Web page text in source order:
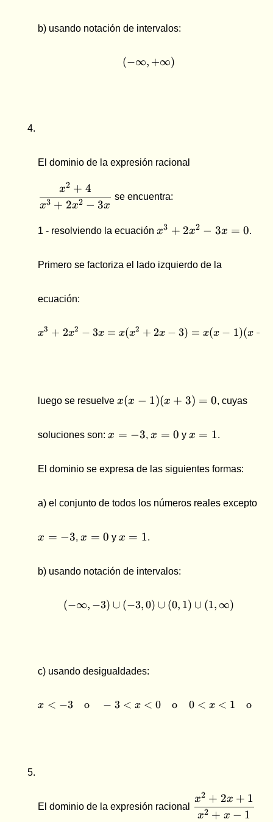
b) usando notación de intervalos:
(-\infty , +\infty)
(−∞, +∞)
El dominio de la expresión racional
x3 + 2x2 − 3x
x2 + 4
se encuentra:
1 - resolviendo la ecuación
x^3+2x^2-
3x = 0
x3 + 2x2 − 3x = 0.
Primero se factoriza el lado izquierdo de la
ecuación:
x^3+2x^2-3x = x(x^2 +
x3 + 2x2 − 3x = x(x2 + 2x − 3) = x(x − 1)(x +
luego se resuelve-
(x
=
x(x − 1)(x + 3) = 0, cuyas
soluciones son:=
x = −3,=
x = 0 y =
x = 1.
El dominio se expresa de las siguientes formas:
a) el conjunto de todos los números reales excepto
=
x = −3,=
x = 0 y =
x = 1.
b) usando notación de intervalos:
(-\infty , -3) \cup (-3 ,
(−∞, −3) ∪ (−3,0) ∪ (0, 1) ∪ (1, ∞)
c) usando desigualdades:
x \lt -3 \quad \text{o}
x < −3 o − 3 < x < 0 o 0 < x < 1 o
El dominio de la expresión racional
{x^2+x-1}
x2 + x − 1
x2 + 2x + 1